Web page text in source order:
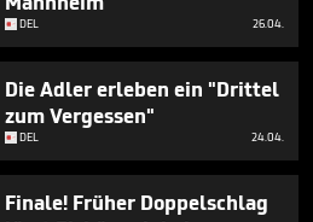
DEL 26.04.
Die Adler erleben ein "Drittel
zum Vergessen"
DEL 24.04.
Finale! Früher Doppelschlag